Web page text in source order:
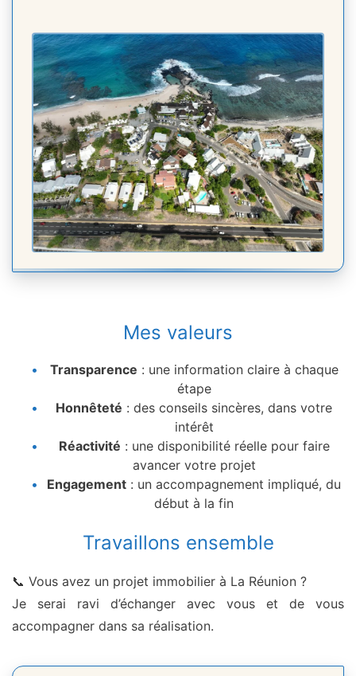
Mes valeurs
Transparence : une information claire à chaque
étape
Honnêteté : des conseils sincères, dans votre
intérêt
Réactivité : une disponibilité réelle pour faire
avancer votre projet
Engagement : un accompagnement impliqué, du
début à la fin
Travaillons ensemble
📞 Vous avez un projet immobilier à La Réunion ?
Je serai ravi d’échanger avec vous et de vous
accompagner dans sa réalisation.